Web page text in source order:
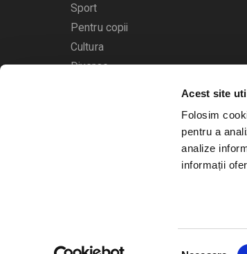
Acest site
Folosim
pentru a
analize
informații
Sport
Pentru copii
Cultura
Diverse
Calendarul evenimentelor
Bilete.ro
A.N.P.C.
O.D.R.